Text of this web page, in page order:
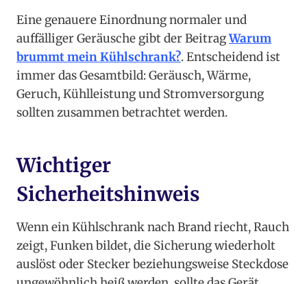
Eine genauere Einordnung normaler und
auffälliger Geräusche gibt der BeitragWarum
brummt mein Kühlschrank?. Entscheidend ist
immer das Gesamtbild: Geräusch, Wärme,
Geruch, Kühlleistung und Stromversorgung
sollten zusammen betrachtet werden.
Wichtiger
Sicherheitshinweis
Wenn ein Kühlschrank nach Brand riecht, Rauch
zeigt, Funken bildet, die Sicherung wiederholt
auslöst oder Stecker beziehungsweise Steckdose